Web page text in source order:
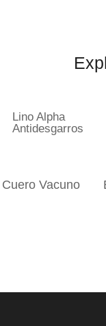
Lino Alpha
Antidesgarros
Cuero Vacuno